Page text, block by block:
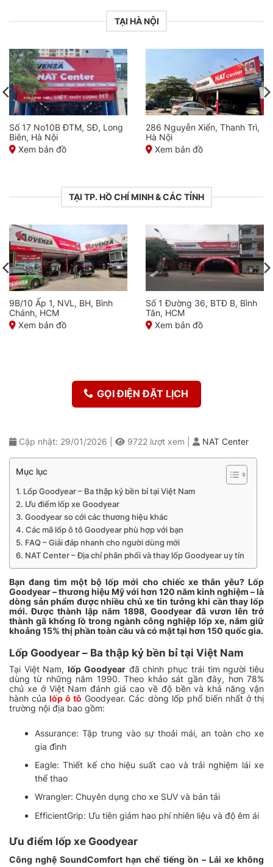
TẠI HÀ NỘI
Số 17 No10B ĐTM, SĐ, Long
Biên, Hà Nội
Xem bản đồ
286 Nguyễn Xiển, Thanh Trì,
Hà Nội
Xem bản đồ
TẠI TP. HỒ CHÍ MINH & CÁC TỈNH
9B/10 Ấp 1, NVL, BH, Bình
Chánh, HCM
Xem bản đồ
Số 1 Đường 36, BTĐ B, Bình
Tân, HCM
Xem bản đồ
GỌI ĐIỆN ĐẶT LỊCH
Cập nhật: 29/01/2026 9722 lượt xem NAT Center
Mục lục
Lốp Goodyear – Ba thập kỷ bền bỉ tại Việt Nam
Ưu điểm lốp xe Goodyear
Goodyear so cới các thương hiệu khác
Các mã lốp ô tô Goodyear phù hợp với bạn
FAQ – Giải đáp nhanh cho người dùng mới
NAT Center – Địa chỉ phân phối và thay lốp Goodyear uy tín
Bạn đang tìm một bộ lốp mới cho chiếc xe thân yêu? Lốp
Goodyear – thương hiệu Mỹ với hơn 120 năm kinh nghiệm – là
dòng sản phẩm được nhiều chủ xe tin tưởng khi cần thay lốp
mới. Được thành lập năm 1898, Goodyear đã vươn lên trở
thành gã khổng lồ trong ngành công nghiệp lốp xe, nắm giữ
khoảng 15% thị phần toàn cầu và có mặt tại hơn 150 quốc gia.
Lốp Goodyear – Ba thập kỷ bền bỉ tại Việt Nam
Tại Việt Nam,lốp Goodyearđã chinh phục trái tim người tiêu
dùng từ những năm 1990. Theo khảo sát gần đây, hơn 78%
chủ xe ở Việt Nam đánh giá cao về độ bền và khả năng vận
hành củalốp ô tô Goodyear. Các dòng lốp phổ biến nhất ở thị
trường nội địa bao gồm:
Assurance: Tập trung vào sự thoải mái, an toàn cho xe
gia đình
Eagle: Thiết kế cho hiệu suất cao và trải nghiệm lái xe
thể thao
Wrangler: Chuyên dụng cho xe SUV và bán tải
EfficientGrip: Ưu tiên giảm hao phí nhiên liệu và độ êm ái
Ưu điểm lốp xe Goodyear
Công nghệ SoundComfort hạn chế tiếng ồn – Lái xe không